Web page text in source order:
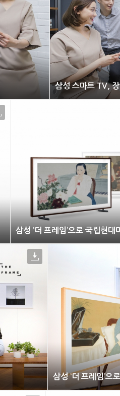
삼성 스마트 TV,
삼성 ‘더 프레임’으로 국립현대
삼성 ‘더 프레임’으